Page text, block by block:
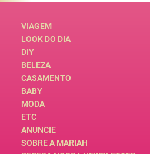
VIAGEM
LOOK DO DIA
DIY
BELEZA
CASAMENTO
BABY
MODA
ETC
ANUNCIE
SOBRE A MARIAH